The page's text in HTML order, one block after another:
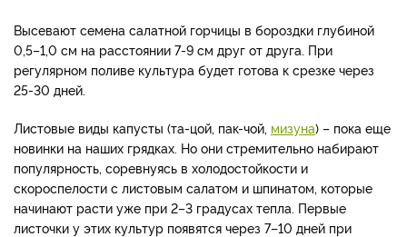
Высевают семена салатной горчицы в бороздки глубиной
0,5–1,0 см на расстоянии 7-9 см друг от друга. При
регулярном поливе культура будет готова к срезке через
25-30 дней.
Листовые виды капусты (та-цой, пак-чой, мизуна) – пока еще
новинки на наших грядках. Но они стремительно набирают
популярность, соревнуясь в холодостойкости и
скороспелости с листовым салатом и шпинатом, которые
начинают расти уже при 2–3 градусах тепла. Первые
листочки у этих культур появятся через 7–10 дней при